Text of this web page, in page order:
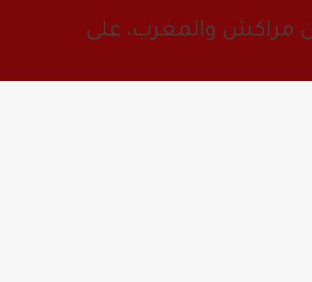
مراكش والمغرب، على